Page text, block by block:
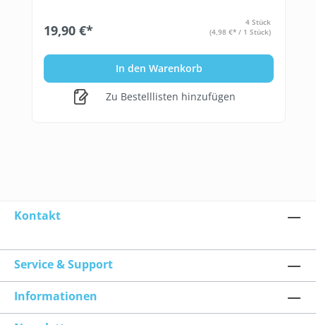
19,90 €*
4 Stück
(4,98 €* / 1 Stück)
In den Warenkorb
Zu Bestelllisten hinzufügen
Kontakt
Service & Support
Informationen